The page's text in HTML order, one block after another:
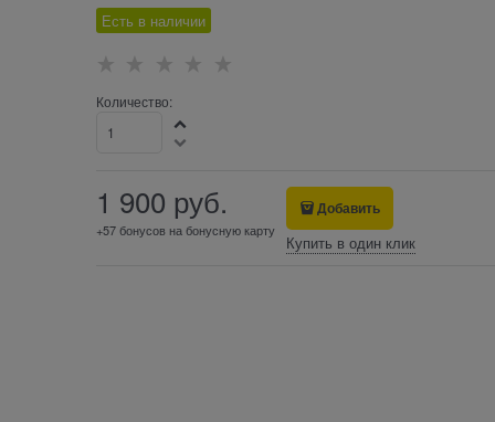
Есть в наличии
Количество:
1 900 руб.
+57 бонусов на бонусную карту
Добавить
Купить в один клик